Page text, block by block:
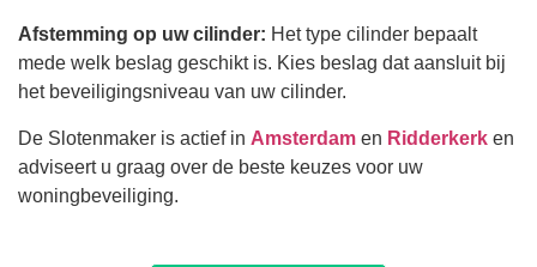
Afstemming op uw cilinder: Het type cilinder bepaalt
mede welk beslag geschikt is. Kies beslag dat aansluit bij
het beveiligingsniveau van uw cilinder.
De Slotenmaker is actief in Amsterdam en Ridderkerk en
adviseert u graag over de beste keuzes voor uw
woningbeveiliging.